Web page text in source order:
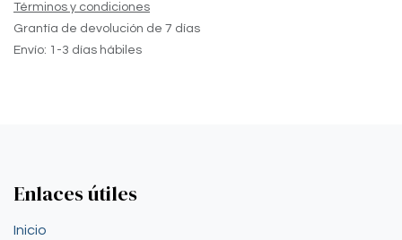
Términos y condiciones
Grantía de devolución de 7 días
Envío: 1-3 días hábiles
Enlaces útiles
Inicio